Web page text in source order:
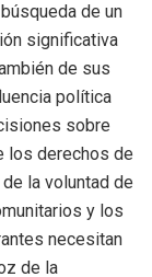
de un
significativa
de sus
política
sobre
los derechos de
la voluntad de
y los
necesitan
de la